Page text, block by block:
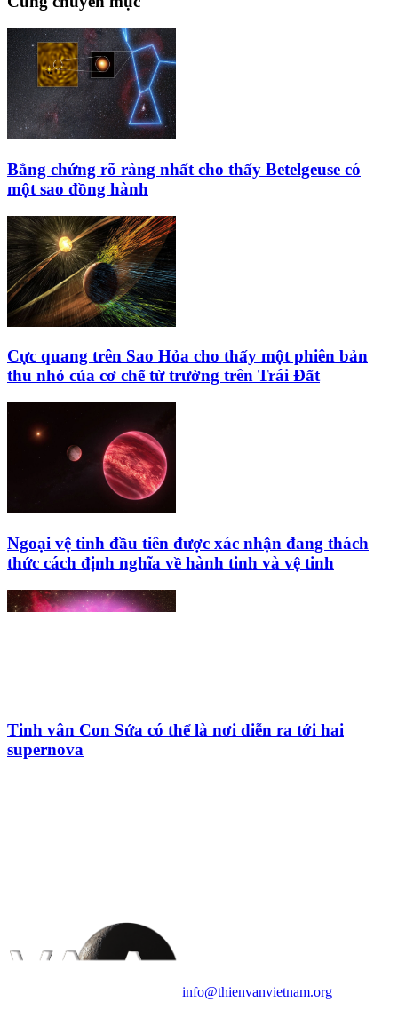
Bằng chứng rõ ràng nhất cho thấy Betelgeuse có
một sao đồng hành
Cực quang trên Sao Hỏa cho thấy một phiên bản
thu nhỏ của cơ chế từ trường trên Trái Đất
Ngoại vệ tinh đầu tiên được xác nhận đang thách
thức cách định nghĩa về hành tinh và vệ tinh
Tinh vân Con Sứa có thể là nơi diễn ra tới hai
supernova
info@thienvanvietnam.org